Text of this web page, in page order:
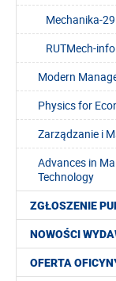
Mechanika-
RUTMech-info
Modern
Physics for
Zarządzanie i
Advances in
Technology
ZGŁOSZENIE
NOWOŚCI
OFERTA